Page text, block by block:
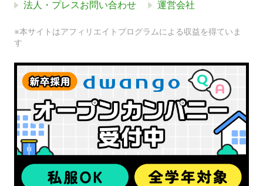
法人・プレスお問い合わせ 運営会社
※本サイトはアフィリエイトプログラムによる収益を得ていま
す